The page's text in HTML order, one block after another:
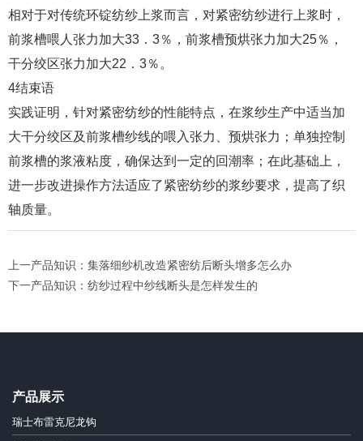
相对于对传统环锭纺纱上浆而言，对紧密纺纱进行上浆时，
前浆槽喂人张力加大33．3％，前浆槽预烘张力加大25％，
干分绞区张力加大22．3％。
4结束语
实践证明，针对紧密纺纱的性能特点，在浆纱生产中适当加
大干分绞区及前浆槽纱线的喂入张力、预烘张力；单独控制
前浆槽的浆液粘度，确保达到一定的回潮率；在此基础上，
进一步改进操作方法适应了紧密纺纱的浆纱要求，提高了织
轴质量。
上一产品知识：集落细纱机改造紧密纺后断头增多怎么办
下一产品知识：纺纱过程中纱线断头是怎样发生的
产品展示
瑞士布雷克尼龙钩